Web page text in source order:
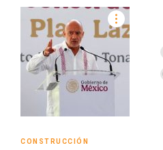
CONSTRUCCIÓN